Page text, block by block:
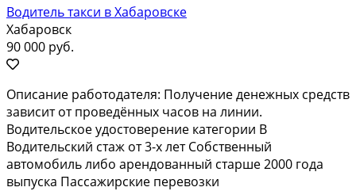
Водитель такси в Хабаровске
Хабаровск
90 000 руб.
Описание работодателя: Получение денежных средств
зависит от проведённых часов на линии.
Водительское удостоверение категории B
Водительский стаж от 3-х лет Собственный
автомобиль либо арендованный старше 2000 года
выпуска Пассажирские перевозки